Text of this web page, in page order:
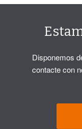
Disponemos
contacte con